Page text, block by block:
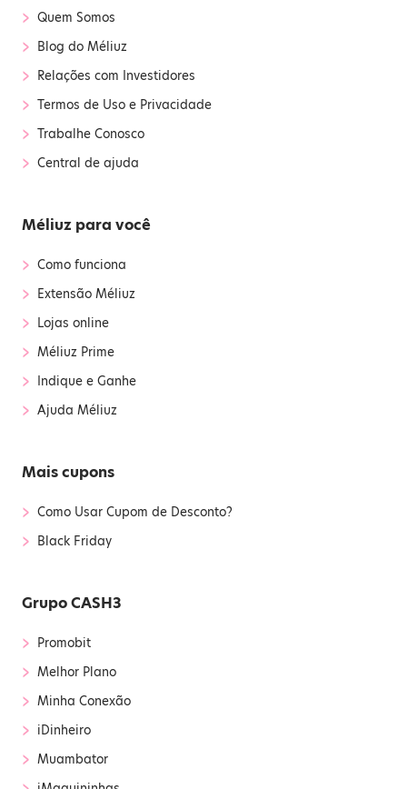
› Quem Somos
› Blog do Méliuz
› Relações com Investidores
› Termos de Uso e Privacidade
› Trabalhe Conosco
› Central de ajuda
Méliuz para você
› Como funciona
› Extensão Méliuz
› Lojas online
› Méliuz Prime
› Indique e Ganhe
› Ajuda Méliuz
Mais cupons
› Como Usar Cupom de Desconto?
› Black Friday
Grupo CASH3
› Promobit
› Melhor Plano
› Minha Conexão
› iDinheiro
› Muambator